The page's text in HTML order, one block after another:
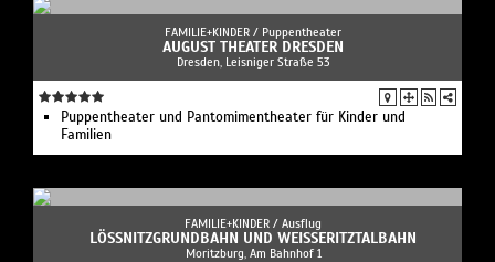
FAMILIE+KINDER / Puppentheater
AUGUST THEATER DRESDEN
Dresden, Leisniger Straße 53
Puppentheater und Pantomimentheater für Kinder und
Familien
FAMILIE+KINDER / Ausflug
LÖSSNITZGRUNDBAHN UND WEISSERITZTALBAHN
Moritzburg, Am Bahnhof 1